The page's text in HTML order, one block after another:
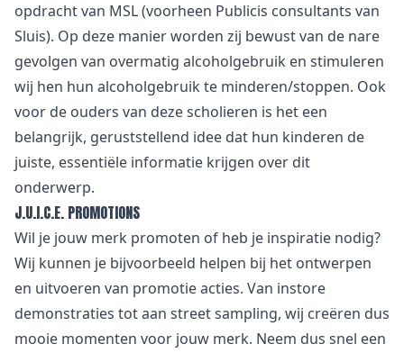
opdracht van MSL (voorheen Publicis consultants van
Sluis). Op deze manier worden zij bewust van de nare
gevolgen van overmatig alcoholgebruik en stimuleren
wij hen hun alcoholgebruik te minderen/stoppen. Ook
voor de ouders van deze scholieren is het een
belangrijk, geruststellend idee dat hun kinderen de
juiste, essentiële informatie krijgen over dit
onderwerp.
J.U.I.C.E. PROMOTIONS
Wil je jouw merk promoten of heb je inspiratie nodig?
Wij kunnen je bijvoorbeeld helpen bij het ontwerpen
en uitvoeren van promotie acties. Van instore
demonstraties tot aan street sampling, wij creëren dus
mooie momenten voor jouw merk. Neem dus snel een